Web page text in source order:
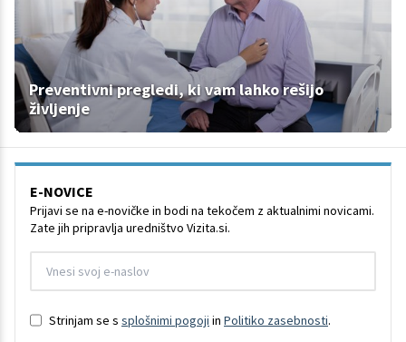
Preventivni pregledi, ki vam lahko rešijo
življenje
E-NOVICE
Prijavi se na e-novičke in bodi na tekočem z aktualnimi novicami.
Zate jih pripravlja uredništvo Vizita.si.
Strinjam se s splošnimi pogoji in Politiko zasebnosti.